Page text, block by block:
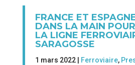
FRANCE ET
DANS LA MAIN
LA LIGNE
SARAGOSSE
1 mars 2022 | Ferroviaire,